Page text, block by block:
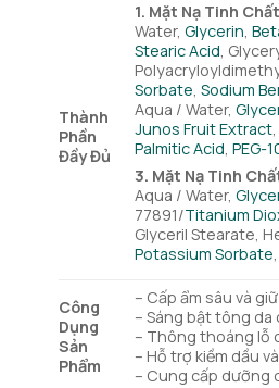
Thành
Phần
Đầy Đủ
1. Mặt Nạ Tinh
Water, Glycerin,
Stearic Acid,
Sorbate, Sodium
Aqua / Water,
Junos Fruit Extract,
Palmitic Acid, PEG-
3. Mặt Nạ Tinh
Aqua / Water,
77891/Titanium
Glyceril Stearate,
Potassium Sorbate,
Công
Dụng
Sản
Phẩm
– Cấp ẩm sâu và
– Sáng bật tông da
– Thông thoáng lỗ
– Hỗ trợ kiềm dầu
– Cung cấp dưỡng